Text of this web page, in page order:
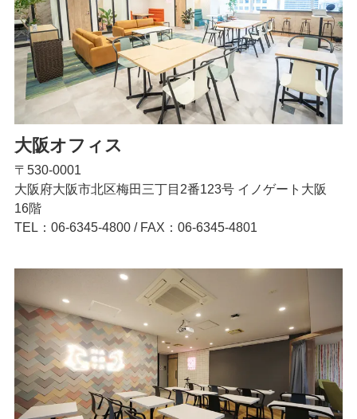
大阪オフィス
〒530-0001
大阪府大阪市北区梅田三丁目2番123号 イノゲート大阪
16階
TEL：06-6345-4800/ FAX：06-6345-4801